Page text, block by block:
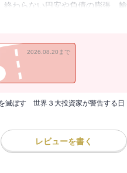
わらない円安や負債の膨張、輸
保障制度も限界を迎える。今こ
2026.08.20まで
を滅ぼす 世界３大投資家が警告する日
レビューを書く